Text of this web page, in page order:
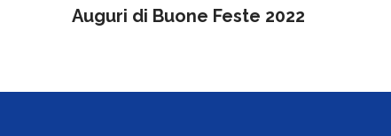
Auguri di Buone Feste 2022